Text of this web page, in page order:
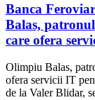
Banca
Balas,
care ofera
Olimpiu Balas,
ofera servicii IT
de la Valer Blidar,